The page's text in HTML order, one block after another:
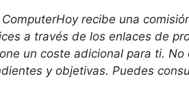
recibe una
a través de los enlaces de
un coste adicional para ti.
y objetivas. Puedes